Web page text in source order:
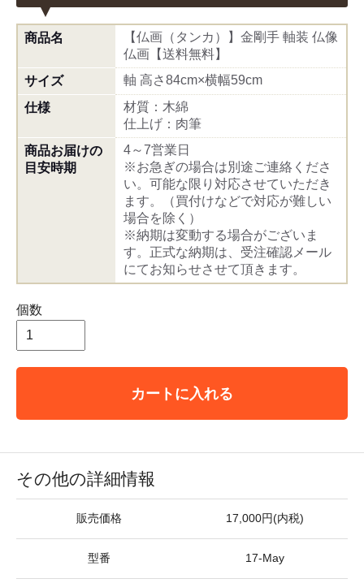
商品名
【仏画（タンカ）】金剛手 軸装 仏像
仏画【送料無料】
サイズ
軸 高さ84cm×横幅59cm
仕様
材質：木綿
仕上げ：肉筆
商品お届けの
目安時期
4～7営業日
※お急ぎの場合は別途ご連絡くださ
い。可能な限り対応させていただき
ます。（買付けなどで対応が難しい
場合を除く）
※納期は変動する場合がございま
す。正式な納期は、受注確認メール
にてお知らせさせて頂きます。
個数
カートに入れる
その他の詳細情報
販売価格 17,000円(内税)
型番 17-May